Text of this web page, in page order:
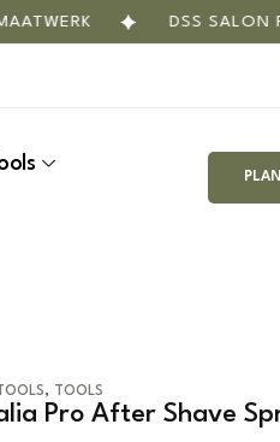
DSS SALON
, TOOLS
Pro After Shave